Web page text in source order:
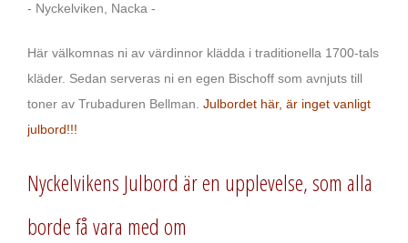
- Nyckelviken, Nacka -
Här välkomnas ni av värdinnor klädda i traditionella 1700-tals
kläder. Sedan serveras ni en egen Bischoff som avnjuts till
toner av Trubaduren Bellman. Julbordet här, är inget vanligt
julbord!!!
Nyckelvikens Julbord är en upplevelse, som alla
borde få vara med om